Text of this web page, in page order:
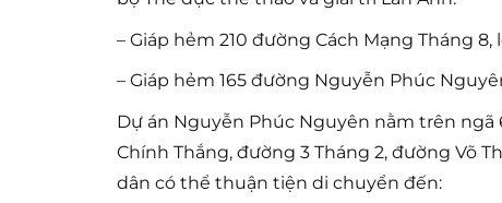
– Giáp hẻm 210 đường Cách Mạng Tháng 8,
– Giáp hẻm 165 đường Nguyễn Phúc
Dự án Nguyễn Phúc Nguyên nằm trên
Chính Thắng, đường 3 Tháng 2, đường Võ
dân có thể thuận tiện di chuyển đến: